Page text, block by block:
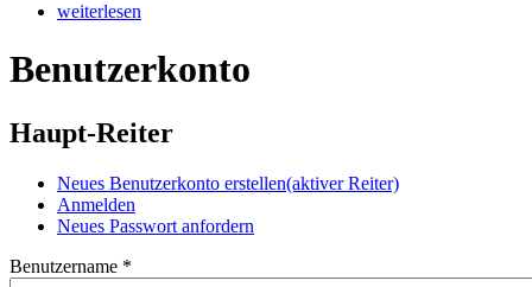
weiterlesen
Benutzerkonto
Haupt-Reiter
Neues Benutzerkonto erstellen(aktiver Reiter)
Anmelden
Neues Passwort anfordern
Benutzername *